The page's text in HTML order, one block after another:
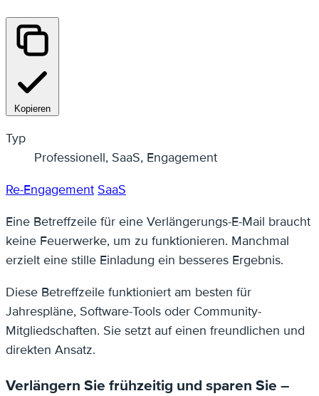
Kopieren
Typ
Professionell, SaaS, Engagement
Re-Engagement SaaS
Eine Betreffzeile für eine Verlängerungs-E-Mail braucht
keine Feuerwerke, um zu funktionieren. Manchmal
erzielt eine stille Einladung ein besseres Ergebnis.
Diese Betreffzeile funktioniert am besten für
Jahrespläne, Software-Tools oder Community-
Mitgliedschaften. Sie setzt auf einen freundlichen und
direkten Ansatz.
Verlängern Sie frühzeitig und sparen Sie –